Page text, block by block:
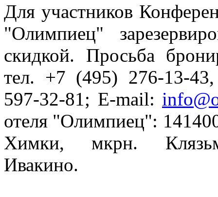
Для участников
"Олимпиец"
скидкой. Просьба
тел. +7 (495) 276-13-
597-32-81; E-mail:
отеля "Олимпиец":
Химки, мкрн.
Ивакино.